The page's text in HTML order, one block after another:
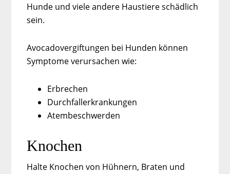
Hunde und viele andere Haustiere schädlich
sein.
Avocadovergiftungen bei Hunden können
Symptome verursachen wie:
Erbrechen
Durchfallerkrankungen
Atembeschwerden
Knochen
Halte Knochen von Hühnern, Braten und